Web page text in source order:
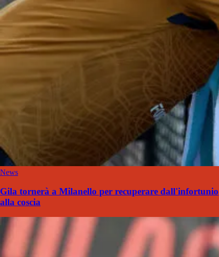
News
Gila tornerà a Milanello per recuperare dall'infortunio
alla coscia